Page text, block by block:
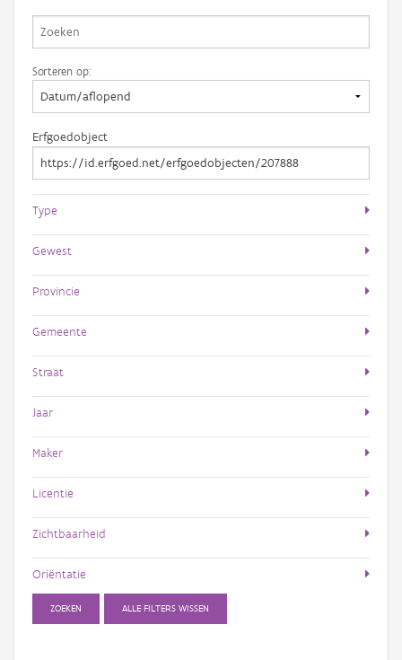
Sorteren op:
Erfgoedobject
Type
Gewest
Provincie
Gemeente
Straat
Jaar
Maker
Licentie
Zichtbaarheid
Oriëntatie
ZOEKEN ALLE FILTERS WISSEN